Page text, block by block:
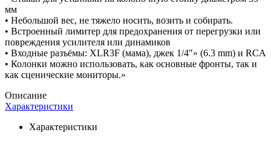
мм
• Небольшой вес, не тяжело носить, возить и собирать.
• Встроенный лимитер для предохранения от перегрузки или
повреждения усилителя или динамиков
• Входные разъёмы: XLR3F (мама), джек 1/4″» (6.3 mm) и RCA
• Колонки можно использовать, как основные фронты, так и
как сценические мониторы.»
Описание
Характеристики
Характеристики